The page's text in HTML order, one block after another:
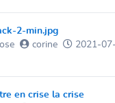
2-min.jpg
corine
2021-
en crise la crise